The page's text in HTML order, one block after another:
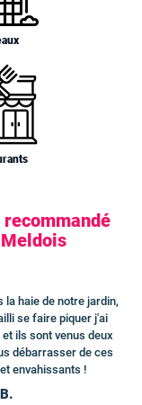
la haie de notre jardin,
se faire piquer j'ai
ils sont venus deux
débarrasser de ces
envahissants !